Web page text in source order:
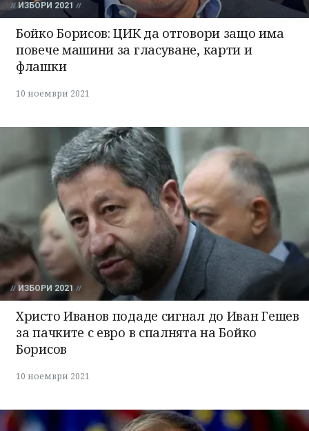
ИЗБОРИ 2021
Бойко Борисов: ЦИК да отговори защо има
повече машини за гласуване, карти и
флашки
10 ноември 2021
ИЗБОРИ 2021
Христо Иванов подаде сигнал до Иван Гешев
за пачките с евро в спалнята на Бойко
Борисов
10 ноември 2021